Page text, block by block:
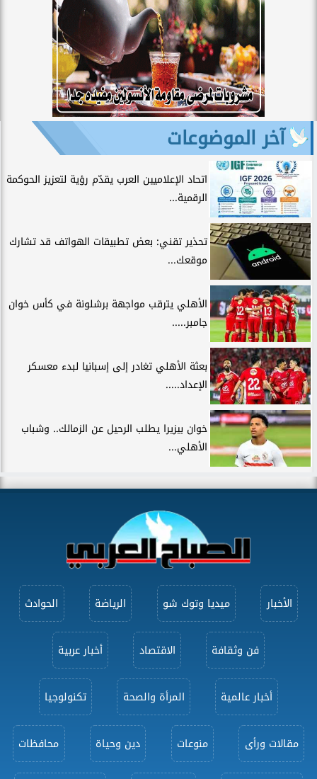
آخر الموضوعات
اتحاد الإعلاميين العرب يقدّم رؤية لتعزيز الحوكمة
الرقمية...
تحذير تقني: بعض تطبيقات الهواتف قد تشارك
موقعك...
الأهلي يترقب مواجهة برشلونة في كأس خوان
جامبر.....
بعثة الأهلي تغادر إلى إسبانيا لبدء معسكر
الإعداد.....
خوان بيزيرا يطلب الرحيل عن الزمالك.. وشباب
الأهلي...
الأخبار ميديا وتوك شو الرياضة الحوادث
فن وثقافة الاقتصاد أخبار عربية
أخبار عالمية المرأة والصحة تكنولوجيا
مقالات ورأى منوعات دين وحياة محافظات